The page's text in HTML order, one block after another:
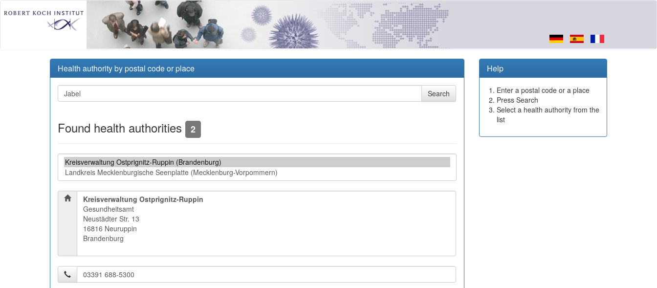
Health authority by postal code or place
Found health authorities 2
Kreisverwaltung Ostprignitz-Ruppin
Gesundheitsamt
Neustädter Str. 13
16816 Neuruppin
Brandenburg
Help
Enter a postal code or a place
Press Search
Select a health authority from the
list